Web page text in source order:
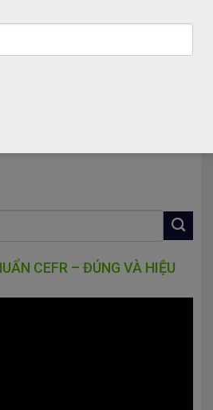
CEFR – ĐÚNG VÀ HIỆU